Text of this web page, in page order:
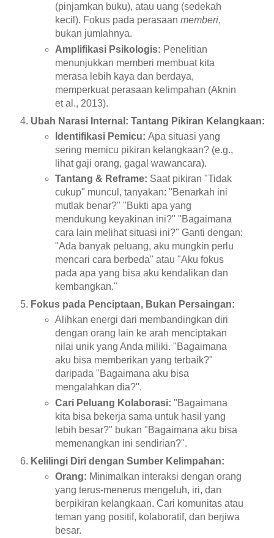
(pinjamkan buku), atau uang (sedekah
kecil). Fokus pada perasaan memberi,
bukan jumlahnya.
Amplifikasi Psikologis: Penelitian
menunjukkan memberi membuat kita
merasa lebih kaya dan berdaya,
memperkuat perasaan kelimpahan (Aknin
et al., 2013).
Ubah Narasi Internal: Tantang Pikiran Kelangkaan:
Identifikasi Pemicu: Apa situasi yang
sering memicu pikiran kelangkaan? (e.g.,
lihat gaji orang, gagal wawancara).
Tantang & Reframe: Saat pikiran "Tidak
cukup" muncul, tanyakan: "Benarkah ini
mutlak benar?" "Bukti apa yang
mendukung keyakinan ini?" "Bagaimana
cara lain melihat situasi ini?" Ganti dengan:
"Ada banyak peluang, aku mungkin perlu
mencari cara berbeda" atau "Aku fokus
pada apa yang bisa aku kendalikan dan
kembangkan."
Fokus pada Penciptaan, Bukan Persaingan:
Alihkan energi dari membandingkan diri
dengan orang lain ke arah menciptakan
nilai unik yang Anda miliki. "Bagaimana
aku bisa memberikan yang terbaik?"
daripada "Bagaimana aku bisa
mengalahkan dia?".
Cari Peluang Kolaborasi: "Bagaimana
kita bisa bekerja sama untuk hasil yang
lebih besar?" bukan "Bagaimana aku bisa
memenangkan ini sendirian?".
Kelilingi Diri dengan Sumber Kelimpahan:
Orang: Minimalkan interaksi dengan orang
yang terus-menerus mengeluh, iri, dan
berpikiran kelangkaan. Cari komunitas atau
teman yang positif, kolaboratif, dan berjiwa
besar.